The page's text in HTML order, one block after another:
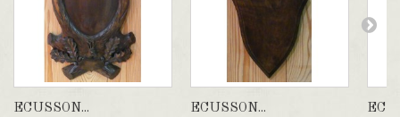
ECUSSON... ECUSSON...